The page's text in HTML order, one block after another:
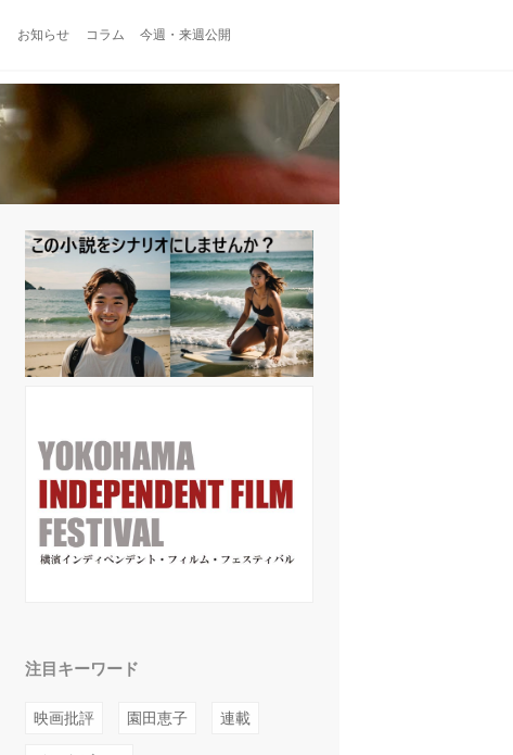
お知らせ コラム 今週・来週公開
注目キーワード
映画批評 園田恵子 連載